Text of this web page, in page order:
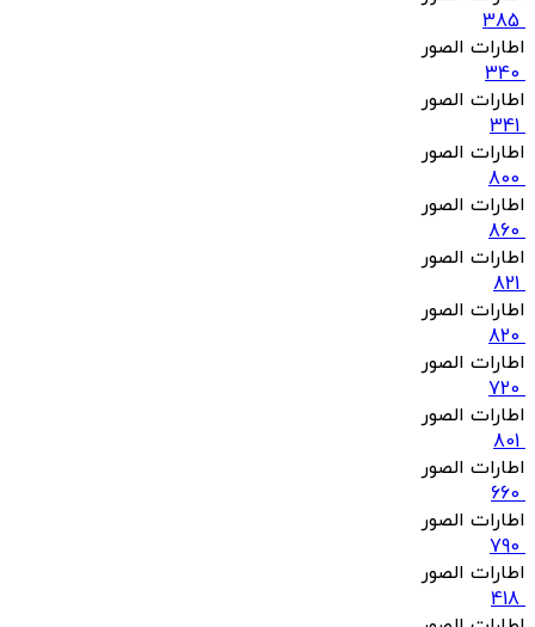
385
اطارات الصور
340
اطارات الصور
341
اطارات الصور
800
اطارات الصور
860
اطارات الصور
821
اطارات الصور
820
اطارات الصور
720
اطارات الصور
801
اطارات الصور
660
اطارات الصور
790
اطارات الصور
418